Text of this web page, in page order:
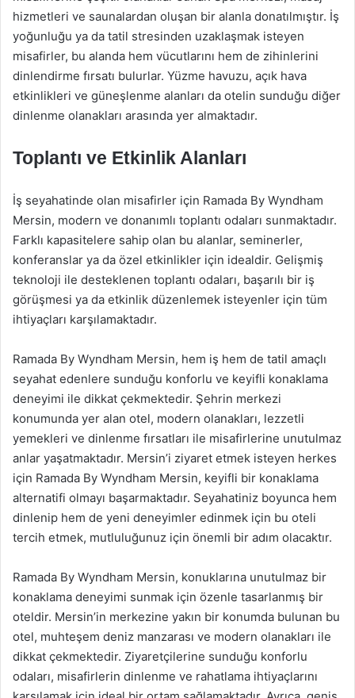
hizmetleri ve saunalardan oluşan bir alanla donatılmıştır. İş
yoğunluğu ya da tatil stresinden uzaklaşmak isteyen
misafirler, bu alanda hem vücutlarını hem de zihinlerini
dinlendirme fırsatı bulurlar. Yüzme havuzu, açık hava
etkinlikleri ve güneşlenme alanları da otelin sunduğu diğer
dinlenme olanakları arasında yer almaktadır.
Toplantı ve Etkinlik Alanları
İş seyahatinde olan misafirler için Ramada By Wyndham
Mersin, modern ve donanımlı toplantı odaları sunmaktadır.
Farklı kapasitelere sahip olan bu alanlar, seminerler,
konferanslar ya da özel etkinlikler için idealdir. Gelişmiş
teknoloji ile desteklenen toplantı odaları, başarılı bir iş
görüşmesi ya da etkinlik düzenlemek isteyenler için tüm
ihtiyaçları karşılamaktadır.
Ramada By Wyndham Mersin, hem iş hem de tatil amaçlı
seyahat edenlere sunduğu konforlu ve keyifli konaklama
deneyimi ile dikkat çekmektedir. Şehrin merkezi
konumunda yer alan otel, modern olanakları, lezzetli
yemekleri ve dinlenme fırsatları ile misafirlerine unutulmaz
anlar yaşatmaktadır. Mersin’i ziyaret etmek isteyen herkes
için Ramada By Wyndham Mersin, keyifli bir konaklama
alternatifi olmayı başarmaktadır. Seyahatiniz boyunca hem
dinlenip hem de yeni deneyimler edinmek için bu oteli
tercih etmek, mutluluğunuz için önemli bir adım olacaktır.
Ramada By Wyndham Mersin, konuklarına unutulmaz bir
konaklama deneyimi sunmak için özenle tasarlanmış bir
oteldir. Mersin’in merkezine yakın bir konumda bulunan bu
otel, muhteşem deniz manzarası ve modern olanakları ile
dikkat çekmektedir. Ziyaretçilerine sunduğu konforlu
odaları, misafirlerin dinlenme ve rahatlama ihtiyaçlarını